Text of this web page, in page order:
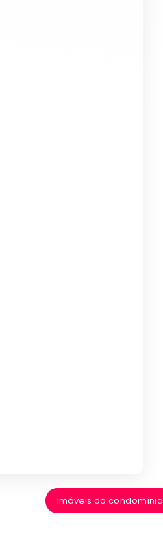
Imóveis do condomínio